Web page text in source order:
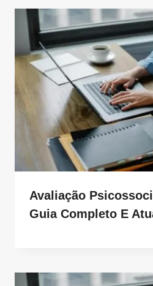
Avaliação
Guia Completo E